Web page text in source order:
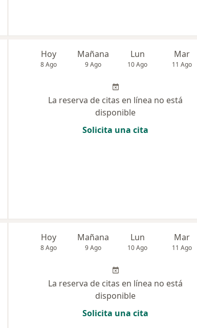
Hoy
8 Ago
Mañana
9 Ago
Lun
10 Ago
Mar
11 Ago
La reserva de citas en línea no está
disponible
Solicita una cita
Hoy
8 Ago
Mañana
9 Ago
Lun
10 Ago
Mar
11 Ago
La reserva de citas en línea no está
disponible
Solicita una cita